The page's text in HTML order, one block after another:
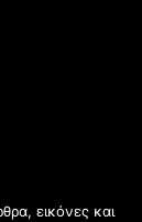
εικόνες και